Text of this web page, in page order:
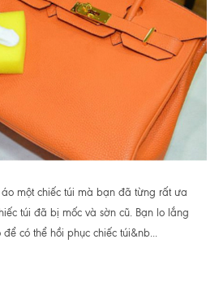
một chiếc túi mà bạn đã từng rất ưa
túi đã bị mốc và sờn cũ. Bạn lo lắng
có thể hồi phục chiếc túi&nb...